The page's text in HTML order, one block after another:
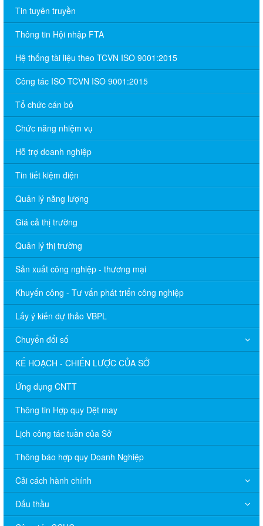
Tin tuyên truyền
Thông tin Hội nhập FTA
Hệ thống tài liệu theo TCVN ISO 9001:2015
Công tác ISO TCVN ISO 9001:2015
Tổ chức cán bộ
Chức năng nhiệm vụ
Hỗ trợ doanh nghiệp
Tin tiết kiệm điện
Quản lý năng lượng
Giá cả thị trường
Quản lý thị trường
Sản xuất công nghiệp - thương mại
Khuyến công - Tư vấn phát triển công nghiệp
Lấy ý kiến dự thảo VBPL
Chuyển đổi số
KẾ HOẠCH - CHIẾN LƯỢC CỦA SỞ
Ứng dụng CNTT
Thông tin Hợp quy Dệt may
Lịch công tác tuần của Sở
Thông báo hợp quy Doanh Nghiệp
Cải cách hành chính
Đấu thầu